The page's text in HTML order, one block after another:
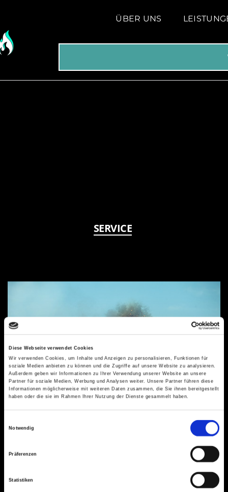
Diese Webseite verwendet Cookies
Wir verwenden Cookies, um Inhalte und Anzeigen zu personalisieren, Funktionen für
soziale Medien anbieten zu können und die Zugriffe auf unsere Website zu analysieren.
Außerdem geben wir Informationen zu Ihrer Verwendung unserer Website an unsere
Partner für soziale Medien, Werbung und Analysen weiter. Unsere Partner führen diese
Informationen möglicherweise mit weiteren Daten zusammen, die Sie ihnen bereitgestellt
haben oder die sie im Rahmen Ihrer Nutzung der Dienste gesammelt haben.
Notwendig
Präferenzen
Statistiken
ÜBER UNS
SERVICE